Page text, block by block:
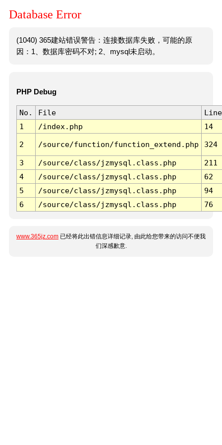
Database Error
(1040) 365建站错误警告：连接数据库失败，可能的原
因：1、数据库密码不对; 2、mysql未启动。
PHP Debug
No. File
Line
1
/index.php 14
2 /source/function/function_extend.php 324
3 /source/class/jzmysql.class.php
211
4
/source/class/jzmysql.class.php
62
5
/source/class/jzmysql.class.php
94
6
/source/class/jzmysql.class.php 76
www.365jz.com 已经将此出错信息详细记录, 由此给您带来的访问不便我
们深感歉意.